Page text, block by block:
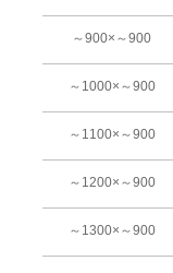
～900×～900
～1000×～900
～1100×～900
～1200×～900
～1300×～900